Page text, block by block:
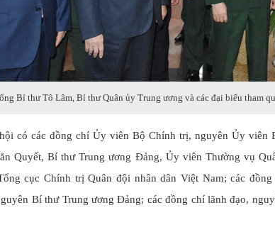
Bí thư Tô Lâm, Bí thư Quân ủy Trung ương và các đại biểu tham
có các đồng chí Ủy viên Bộ Chính trị, nguyên Ủy viên
Quyết, Bí thư Trung ương Đảng, Ủy viên Thường vụ
cục Chính trị Quân đội nhân dân Việt Nam; các
Bí thư Trung ương Đảng; các đồng chí lãnh đạo,